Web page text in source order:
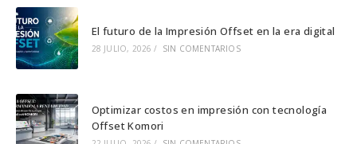
El futuro de la Impresión Offset en la era digital
28 JULIO, 2026 / SIN COMENTARIOS
Optimizar costos en impresión con tecnología
Offset Komori